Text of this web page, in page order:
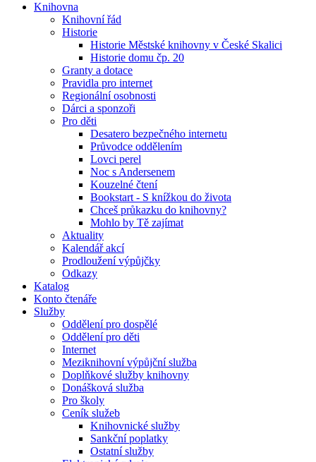
Knihovna
Knihovní řád
Historie
Historie Městské knihovny v České Skalici
Historie domu čp. 20
Granty a dotace
Pravidla pro internet
Regionální osobnosti
Dárci a sponzoři
Pro děti
Desatero bezpečného internetu
Průvodce oddělením
Lovci perel
Noc s Andersenem
Kouzelné čtení
Bookstart - S knížkou do života
Chceš průkazku do knihovny?
Mohlo by Tě zajímat
Aktuality
Kalendář akcí
Prodloužení výpůjčky
Odkazy
Katalog
Konto čtenáře
Služby
Oddělení pro dospělé
Oddělení pro děti
Internet
Meziknihovní výpůjční služba
Doplňkové služby knihovny
Donášková služba
Pro školy
Ceník služeb
Knihovnické služby
Sankční poplatky
Ostatní služby